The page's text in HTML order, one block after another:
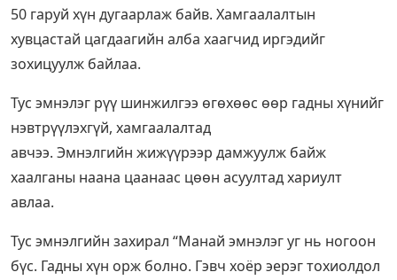
50 гаруй хүн дугаарлаж байв. Хамгаалалтын
хувцастай цагдаагийн алба хаагчид иргэдийг
зохицуулж байлаа.
Тус эмнэлэг рүү шинжилгээ өгөхөөс өөр гадны хүнийг
нэвтрүүлэхгүй, хамгаалалтад
авчээ. Эмнэлгийн жижүүрээр дамжуулж байж
хаалганы наана цаанаас цөөн асуултад хариулт
авлаа.
Тус эмнэлгийн захирал “Манай эмнэлэг уг нь ногоон
бүс. Гадны хүн орж болно. Гэвч хоёр эерэг тохиолдол